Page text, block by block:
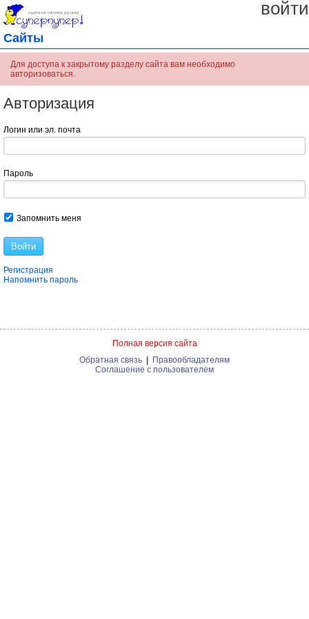
войти
Сайты
Для доступа к закрытому разделу сайта вам необходимо
авторизоваться.
Авторизация
Логин или эл. почта
Пароль
Запомнить меня
Войти
Регистрация
Напомнить пароль
Полная версия сайта
Обратная связь | Правообладателям
Соглашение с пользователем